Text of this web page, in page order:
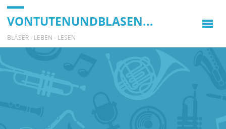
VONTUTENUNDBLASEN...
BLÄSER - LEBEN - LESEN